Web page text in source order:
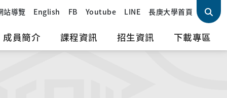
站導覽 English FB Youtube LINE 長庚大學首頁
成員簡介 課程資訊 招生資訊 下載專區